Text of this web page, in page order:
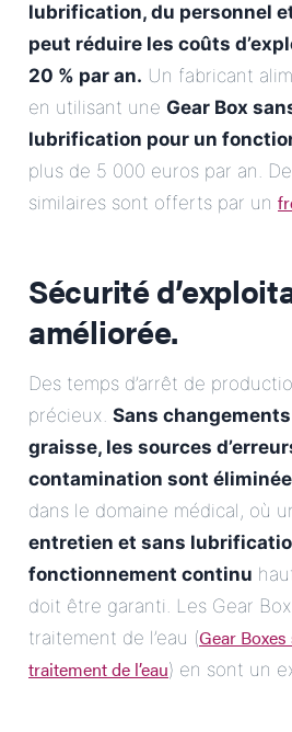
lubrification, du personnel
peut réduire les coûts
20 % par an. Un fabricant
en utilisant une Gear Box
lubrification pour un
plus de 5 000 euros par an.
similaires sont offerts par un
Sécurité
améliorée.
Des temps d’arrêt de
précieux. Sans changements
graisse, les sources
contamination sont
dans le domaine médical, où
entretien et sans
fonctionnement continu
doit être garanti. Les Gear
traitement de l’eau (Gear
traitement de l’eau) en sont un